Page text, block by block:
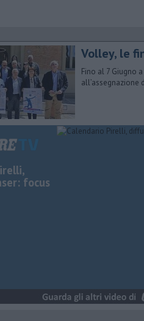
Volley, le
Fino al 7 Giugno
focus